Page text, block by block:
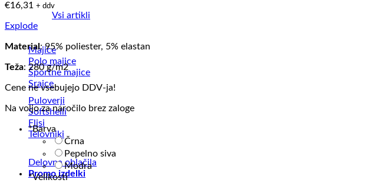
Vsi artikli
Majice
Polo majice
Športne majice
Srajce
Puloverji
Softshelli
Flisi
Telovniki
Delovna oblačila
Promo izdelki
€16,31 + ddv
Explode
Material: 95% poliester, 5% elastan
Teža: 280 g/m2
Cene ne vsebujejo DDV-ja!
Na voljo za naročilo brez zaloge
*Barva
Črna
Pepelno siva
Modra
*Velikosti